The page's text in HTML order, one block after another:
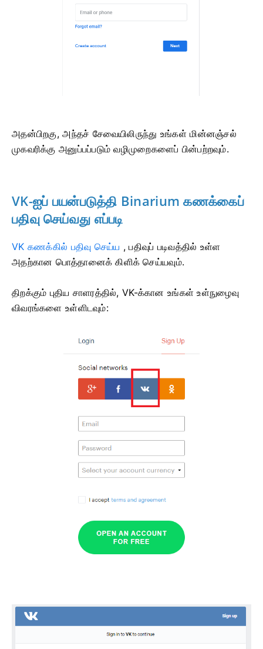
அதன்பிறகு, அந்தச் சேவையிலிருந்து உங்கள் மின்னஞ்சல்
முகவரிக்கு அனுப்பப்படும் வழிமுறைகளைப் பின்பற்றவும்.
VK-ஐப் பயன்படுத்தி Binarium கணக்கைப்
பதிவு செய்வது எப்படி
VK கணக்கில் பதிவு செய்ய ,பதிவுப் படிவத்தில் உள்ள
அதற்கான பொத்தானைக் கிளிக் செய்யவும்.
திறக்கும் புதிய சாளரத்தில், VK-க்கான உங்கள் உள்நுழைவு
விவரங்களை உள்ளிடவும்: